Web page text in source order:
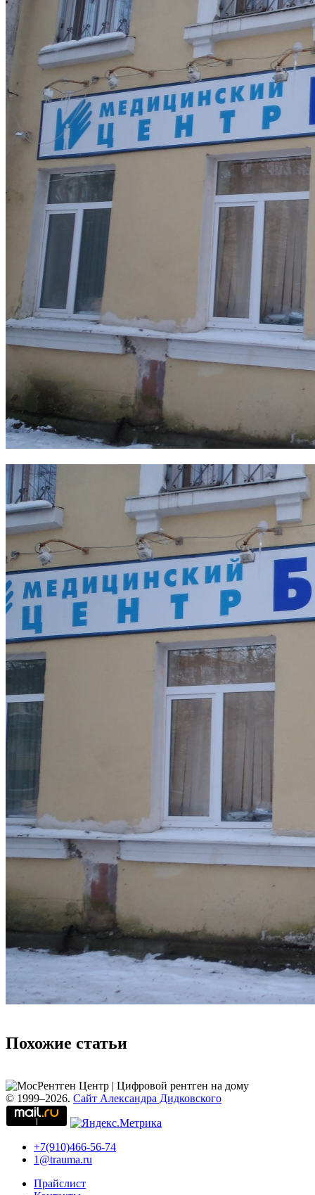
Похожие статьи
© 1999–2026. Сайт Александра Дидковского
+7(910)466-56-74
1@trauma.ru
Прайслист